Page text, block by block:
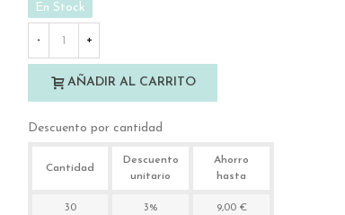
En Stock
- +
AÑADIR AL CARRITO
Descuento por cantidad
Cantidad
Descuento
unitario
Ahorro
hasta
30 3% 9,00 €